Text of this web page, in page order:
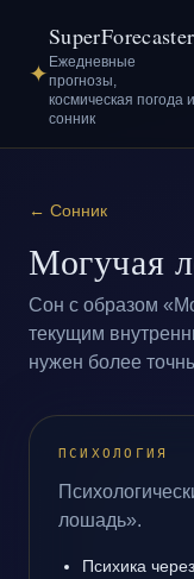
✦
SuperForecaster
Ежедневные
прогнозы,
космическая погода и
сонник
← Сонник
Могучая
Сон с образом
текущим
нужен более
ПСИХОЛОГИЯ
лошадь».
Психика